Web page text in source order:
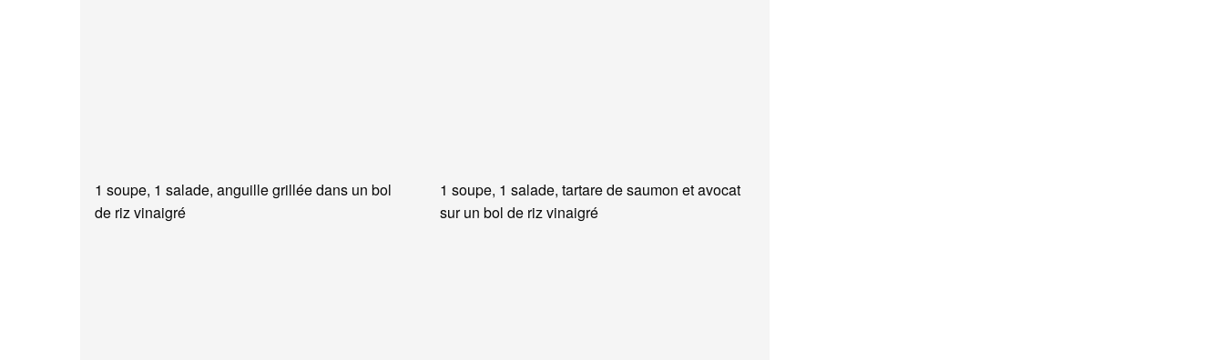
1 soupe, 1 salade, anguille grillée dans un bol
de riz vinaigré
1 soupe, 1 salade, tartare de saumon et avocat
sur un bol de riz vinaigré